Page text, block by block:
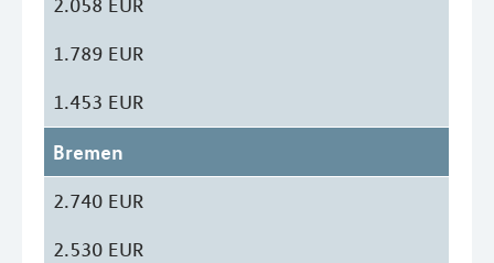
2.058 EUR
1.789 EUR
1.453 EUR
Bremen
2.740 EUR
2.530 EUR